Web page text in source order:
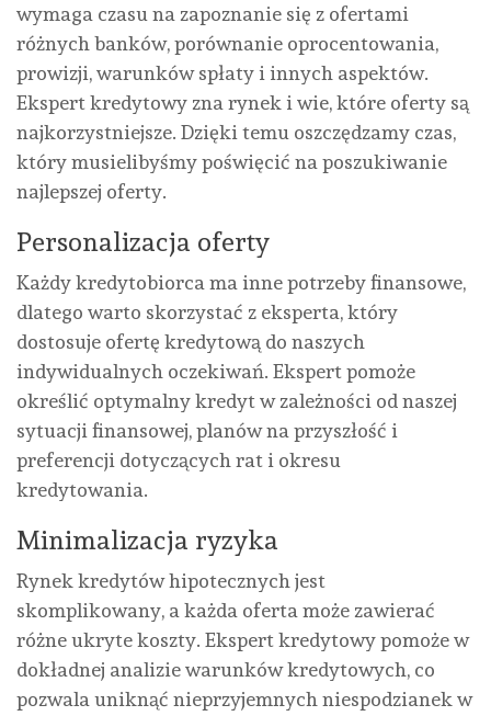
wymaga czasu na zapoznanie się z ofertami
różnych banków, porównanie oprocentowania,
prowizji, warunków spłaty i innych aspektów.
Ekspert kredytowy zna rynek i wie, które oferty są
najkorzystniejsze. Dzięki temu oszczędzamy czas,
który musielibyśmy poświęcić na poszukiwanie
najlepszej oferty.
Personalizacja oferty
Każdy kredytobiorca ma inne potrzeby finansowe,
dlatego warto skorzystać z eksperta, który
dostosuje ofertę kredytową do naszych
indywidualnych oczekiwań. Ekspert pomoże
określić optymalny kredyt w zależności od naszej
sytuacji finansowej, planów na przyszłość i
preferencji dotyczących rat i okresu
kredytowania.
Minimalizacja ryzyka
Rynek kredytów hipotecznych jest
skomplikowany, a każda oferta może zawierać
różne ukryte koszty. Ekspert kredytowy pomoże w
dokładnej analizie warunków kredytowych, co
pozwala uniknąć nieprzyjemnych niespodzianek w